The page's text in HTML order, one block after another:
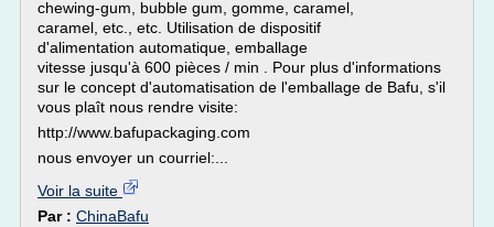
chewing-gum, bubble gum, gomme, caramel,
caramel, etc., etc. Utilisation de dispositif
d'alimentation automatique, emballage
vitesse jusqu'à 600 pièces / min . Pour plus d'informations
sur le concept d'automatisation de l'emballage de Bafu, s'il
vous plaît nous rendre visite:
http://www.bafupackaging.com
nous envoyer un courriel:...
Voir la suite
Par : ChinaBafu